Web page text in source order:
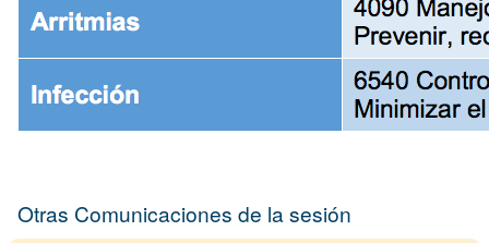
Otras Comunicaciones de la sesión